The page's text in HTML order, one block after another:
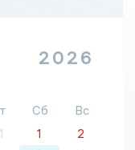
2026
Сб
Вс
1
2